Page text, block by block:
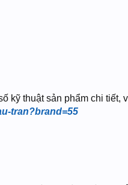
kỹ thuật sản phẩm chi tiết,
tran?brand=55